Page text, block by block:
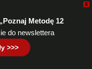
X
„Poznaj Metodę 12
do newslettera
>>>